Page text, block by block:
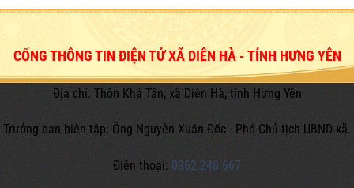
CỔNG THÔNG TIN ĐIỆN TỬ XÃ DIÊN HÀ - TỈNH HƯNG YÊN
Địa chỉ: Thôn Khả Tân, xã Diên Hà, tỉnh Hưng Yên
Trưởng ban biên tập: Ông Nguyễn Xuân Đốc - Phó Chủ tịch UBND xã.
Điện thoại: 0962.248.667